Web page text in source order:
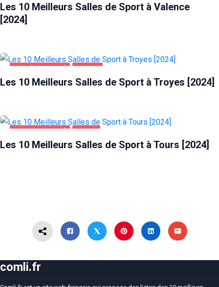
Les 10 Meilleurs Salles de Sport à Valence
[2024]
Les 10 Meilleurs Salles de Sport à Troyes [2024]
Les 10 Meilleurs Salles de Sport à Tours [2024]
comli.fr